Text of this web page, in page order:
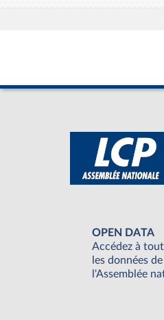
OPEN DATA
Accédez à
les données de
l'Assemblée